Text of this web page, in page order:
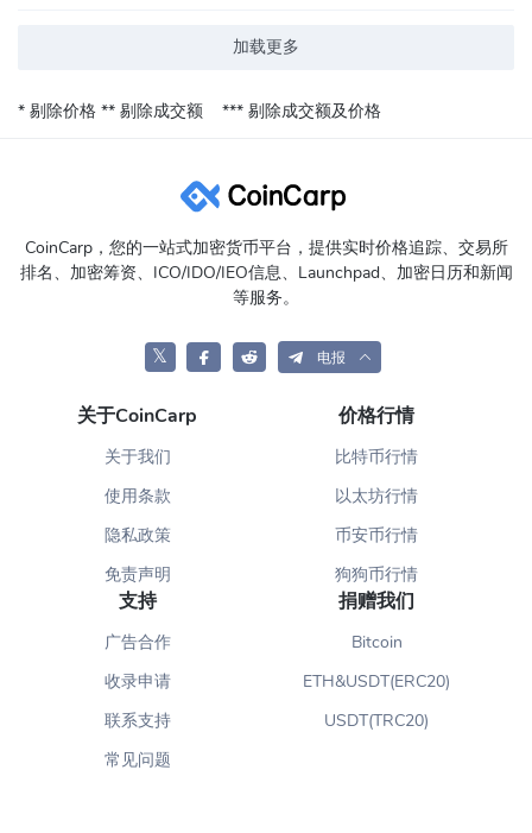
加载更多
* 剔除价格 ** 剔除成交额 *** 剔除成交额及价格
CoinCarp，您的一站式加密货币平台，提供实时价格追踪、交易所
排名、加密筹资、ICO/IDO/IEO信息、Launchpad、加密日历和新闻
等服务。
𝕏 电报
关于CoinCarp
关于我们
使用条款
隐私政策
免责声明
价格行情
比特币行情
以太坊行情
币安币行情
狗狗币行情
支持
广告合作
收录申请
联系支持
常见问题
捐赠我们
Bitcoin
ETH&USDT(ERC20)
USDT(TRC20)